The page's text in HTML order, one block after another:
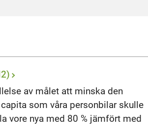
av målet att minska den
som våra personbilar skulle
vore nya med 80 % jämfört med